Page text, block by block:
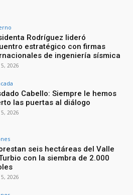
Rodríguez lideró
estratégico con firmas
de ingeniería sísmica
5, 2026
Cabello: Siempre le hemos
las puertas al diálogo
5, 2026
seis hectáreas del Valle
con la siembra de 2.000
5, 2026